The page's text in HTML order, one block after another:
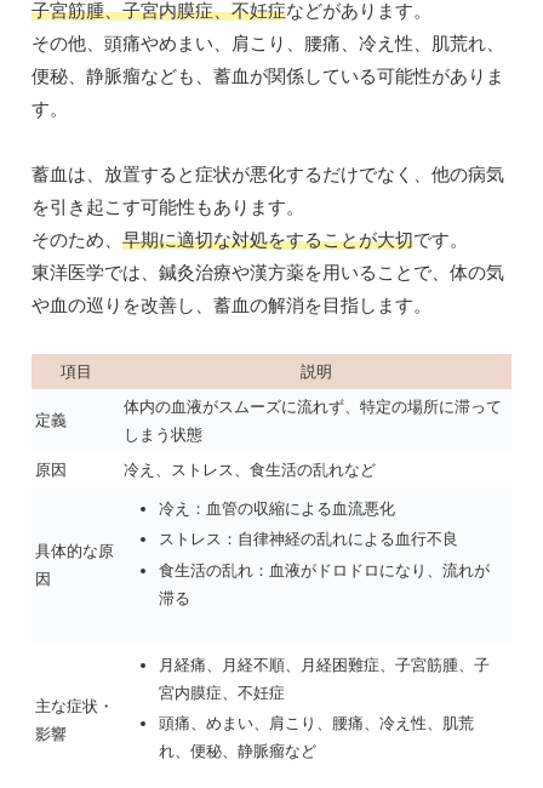
子宮筋腫、子宮内膜症、不妊症などがあります。
その他、頭痛やめまい、肩こり、腰痛、冷え性、肌荒れ、
便秘、静脈瘤なども、蓄血が関係している可能性がありま
す。
蓄血は、放置すると症状が悪化するだけでなく、他の病気
を引き起こす可能性もあります。
そのため、 早期に適切な対処をすることが大切です。
東洋医学では、鍼灸治療や漢方薬を用いることで、体の気
や血の巡りを改善し、蓄血の解消を目指します。
項目 説明
定義
体内の血液がスムーズに流れず、特定の場所に滞って
しまう状態
原因
冷え、ストレス、食生活の乱れなど
具体的な原
因
冷え：血管の収縮による血流悪化
ストレス：自律神経の乱れによる血行不良
食生活の乱れ：血液がドロドロになり、流れが
滞る
主な症状・
影響
月経痛、月経不順、月経困難症、子宮筋腫、子
宮内膜症、不妊症
頭痛、めまい、肩こり、腰痛、冷え性、肌荒
れ、便秘、静脈瘤など